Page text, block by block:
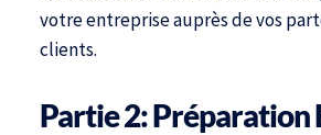
votre entreprise auprès de vos
clients.
Partie 2: Préparation